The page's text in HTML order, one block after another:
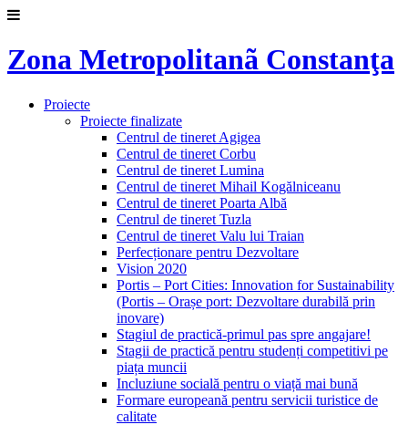
Zona Metropolitanã Constanţa
Proiecte
Proiecte finalizate
Centrul de tineret Agigea
Centrul de tineret Corbu
Centrul de tineret Lumina
Centrul de tineret Mihail Kogălniceanu
Centrul de tineret Poarta Albă
Centrul de tineret Tuzla
Centrul de tineret Valu lui Traian
Perfecționare pentru Dezvoltare
Vision 2020
Portis – Port Cities: Innovation for Sustainability
(Portis – Orașe port: Dezvoltare durabilă prin
inovare)
Stagiul de practică-primul pas spre angajare!
Stagii de practică pentru studenți competitivi pe
piața muncii
Incluziune socială pentru o viață mai bună
Formare europeană pentru servicii turistice de
calitate